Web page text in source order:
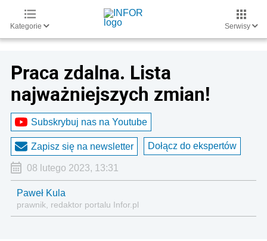
Kategorie Serwisy
Praca zdalna. Lista
najważniejszych zmian!
Subskrybuj nas na Youtube
Zapisz się na newsletter Dołącz do ekspertów
08 lutego 2023, 13:31
Paweł Kula
prawnik, redaktor portalu Infor.pl